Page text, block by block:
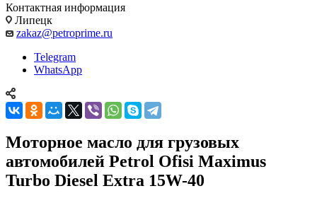
Контактная информация
Липецк
zakaz@petroprime.ru
Telegram
WhatsApp
Моторное масло для грузовых
автомобилей Petrol Ofisi Maximus
Turbo Diesel Extra 15W-40